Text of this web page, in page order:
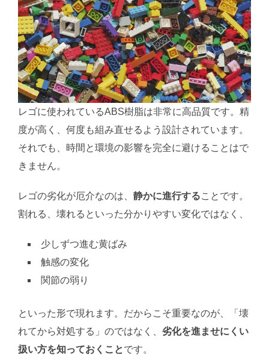
レゴに使われているABS樹脂は非常に高品質です。精
度が高く、何度も組み直せるよう設計されています。
それでも、時間と環境の影響を完全に避けることはで
きません。
レゴの劣化が厄介なのは、 静かに進行することです。
割れる、壊れるといった分かりやすい変化ではなく、
少しずつ進む黄ばみ
触感の変化
関節の弱り
といった形で現れます。だからこそ重要なのが、「壊
れてから対処する」のではなく、 劣化を進ませにくい
扱い方を知っておくことです。